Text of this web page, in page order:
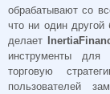
обрабатывают со
что ни один другой
делает
инструменты для
торговую
пользователей